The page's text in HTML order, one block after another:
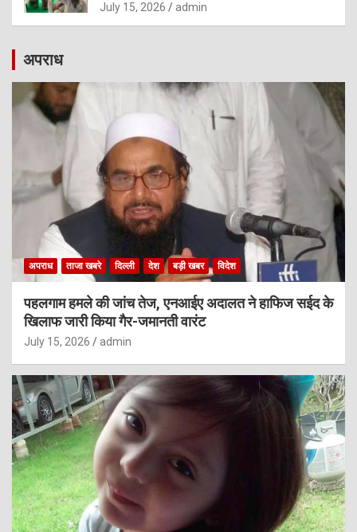
July 15, 2026 admin
अपराध
अपराध ताजा खबरे दिल्ली देश बड़ी खबर विदेश
पहलगाम हमले की जांच तेज, एनआईए अदालत ने हाफिज सईद के
खिलाफ जारी किया गैर-जमानती वारंट
July 15, 2026 admin